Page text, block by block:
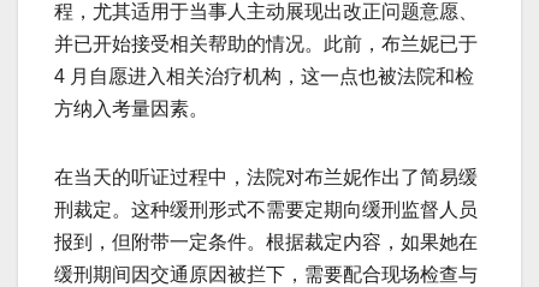
程，尤其适用于当事人主动展现出改正问题意愿、
并已开始接受相关帮助的情况。此前，布兰妮已于
4 月自愿进入相关治疗机构，这一点也被法院和检
方纳入考量因素。
在当天的听证过程中，法院对布兰妮作出了简易缓
刑裁定。这种缓刑形式不需要定期向缓刑监督人员
报到，但附带一定条件。根据裁定内容，如果她在
缓刑期间因交通原因被拦下，需要配合现场检查与